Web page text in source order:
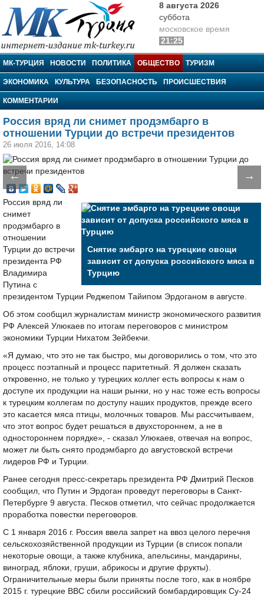
МК-Турция
8 августа 2026
суббота
московское время
21:25
МК-ТУРЦИЯ НОВОСТИ ПОЛИТИКА ОБЩЕСТВО ТУРИЗМ
ЭКОНОМИКА КУЛЬТУРА БЕЗОПАСНОСТЬ ПРОИСШЕСТВИЯ
КОММЕНТАРИИ
Россия вряд ли снимет продэмбарго в
отношении Турции до встречи президентов
26 июля 2016, 14:08
← →
Снятие эмбарго на турецкие овощи
зависит от допуска российского мяса в
Турцию
Россия вряд ли
снимет
продэмбарго в
отношении
Турции до встречи
президента РФ
Владимира
Путина с
президентом Турции Реджепом Тайипом Эрдоганом в августе.
Об этом сообщил журналистам министр экономического развития
РФ Алексей Улюкаев по итогам переговоров с министром
экономики Турции Нихатом Зейбекчи.
«Я думаю, что это не так быстро, мы договорились о том, что это
процесс поэтапный и процесс паритетный. Я должен сказать
откровенно, не только у турецких коллег есть вопросы к нам о
доступе их продукции на наши рынки, но у нас тоже есть вопросы
к турецким коллегам по доступу наших продуктов, прежде всего
это касается мяса птицы, молочных товаров. Мы рассчитываем,
что этот вопрос будет решаться в двухстороннем, а не в
одностороннем порядке», - сказал Улюкаев, отвечая на вопрос,
может ли быть снято продэмбарго до августовской встречи
лидеров РФ и Турции.
Ранее сегодня пресс-секретарь президента РФ Дмитрий Песков
сообщил, что Путин и Эрдоган проведут переговоры в Санкт-
Петербурге 9 августа. Песков отметил, что сейчас продолжается
проработка повестки переговоров.
С 1 января 2016 г. Россия ввела запрет на ввоз целого перечня
сельскохозяйственной продукции из Турции (в список попали
некоторые овощи, а также клубника, апельсины, мандарины,
виноград, яблоки, груши, абрикосы и другие фрукты).
Ограничительные меры были приняты после того, как в ноябре
2015 г. турецкие ВВС сбили российский бомбардировщик Су-24